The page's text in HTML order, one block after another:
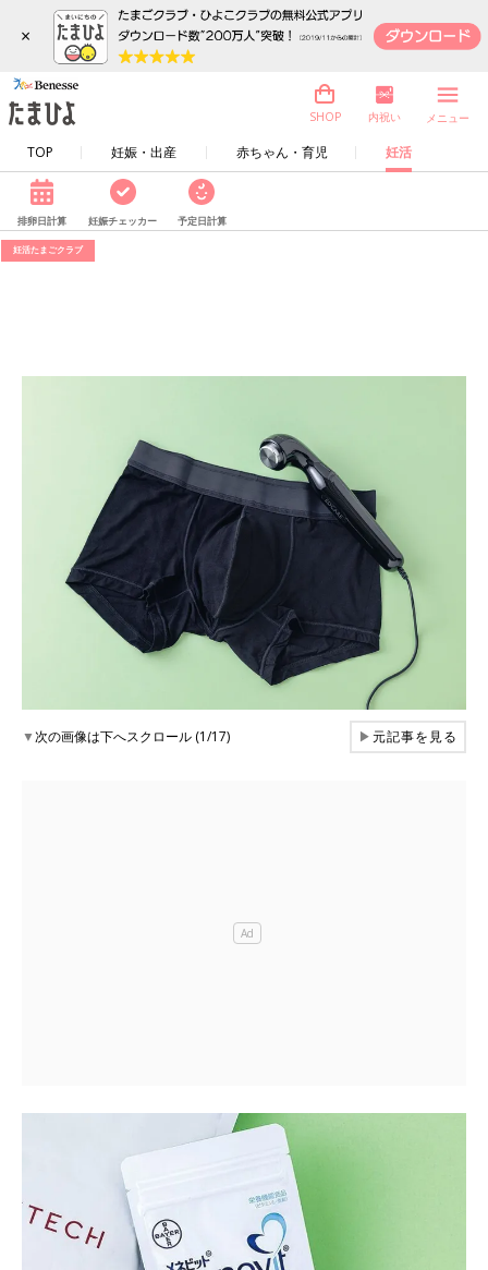
×
TOP 妊娠・出産 赤ちゃん・育児 妊活
SHOP 内祝い メニュー
排卵日計算 妊娠チェッカー 予定日計算
妊活たまごクラブ
▼次の画像は下へスクロール (1/17) ▶元記事を見る